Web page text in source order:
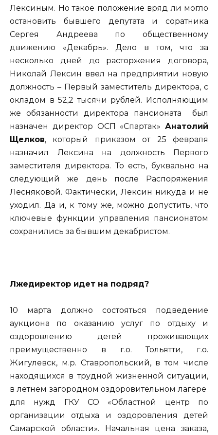
Лексиным. Но такое положение вряд ли могло
остановить бывшего депутата и соратника
Сергея Андреева по общественному
движению «Декабрь». Дело в том, что за
несколько дней до расторжения договора,
Николай Лексин ввел на предприятии новую
должность – Первый заместитель директора, с
окладом в 52,2 тысячи рублей. Исполняющим
же обязанности директора пансионата был
назначен директор ОСП «Спартак» Анатолий
Щелков, который приказом от 25 февраля
назначил Лексина на должность Первого
заместителя директора. То есть, буквально на
следующий же день после Распоряжения
Лесняковой. Фактически, Лексин никуда и не
уходил. Да и, к тому же, можно допустить, что
ключевые функции управления пансионатом
сохранились за бывшим декабристом.
Лжедиректор идет на подряд?
10 марта должно состояться подведение
аукциона по оказанию услуг по отдыху и
оздоровлению детей проживающих
преимущественно в г.о. Тольятти, г.о.
Жигулевск, м.р. Ставропольский, в том числе
находящихся в трудной жизненной ситуации,
в летнем загородном оздоровительном лагере
для нужд ГКУ СО «Областной центр по
организации отдыха и оздоровления детей
Самарской области». Начальная цена заказа,